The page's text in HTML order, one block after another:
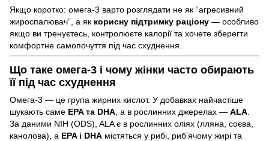
Якщо коротко: омега-3 варто розглядати не як “агресивний
жироспалювач”, а як корисну підтримку раціону — особливо
якщо ви тренуєтесь, контролюєте калорії та хочете зберегти
комфортне самопочуття під час схуднення.
Що таке омега-3 і чому жінки часто обирають
її під час схуднення
Омега-3 — це група жирних кислот. У добавках найчастіше
шукають саме EPA та DHA , а в рослинних джерелах — ALA
За даними NIH (ODS), ALA є в рослинних оліях (лляна, соєва,
канолова), а EPA і DHA містяться у рибі, риб’ячому жирі та